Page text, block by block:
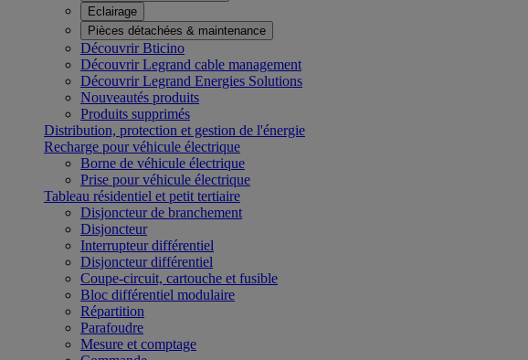
Eclairage
Pièces détachées & maintenance
Découvrir Bticino
Découvrir Legrand cable management
Découvrir Legrand Energies Solutions
Nouveautés produits
Produits supprimés
Distribution, protection et gestion de l'énergie
Recharge pour véhicule électrique
Borne de véhicule électrique
Prise pour véhicule électrique
Tableau résidentiel et petit tertiaire
Disjoncteur de branchement
Disjoncteur
Interrupteur différentiel
Disjoncteur différentiel
Coupe-circuit, cartouche et fusible
Bloc différentiel modulaire
Répartition
Parafoudre
Mesure et comptage